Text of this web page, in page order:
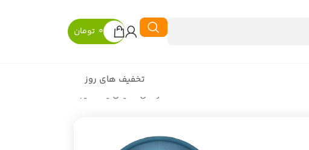
تومان 0
تخفیف های روز
در حال نمایش یک نتیجه